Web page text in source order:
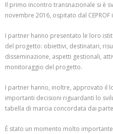
Il primo incontro transnazionale si è
novembre 2016, ospitato dal
I partner hanno presentato le loro
del progetto: obiettivi, destinatari,
disseminazione, aspetti gestionali,
monitoraggio del progetto.
I partner hanno, inoltre, approvato il
importanti decisioni riguardanti lo
tabella di marcia concordata dai
È stato un momento molto